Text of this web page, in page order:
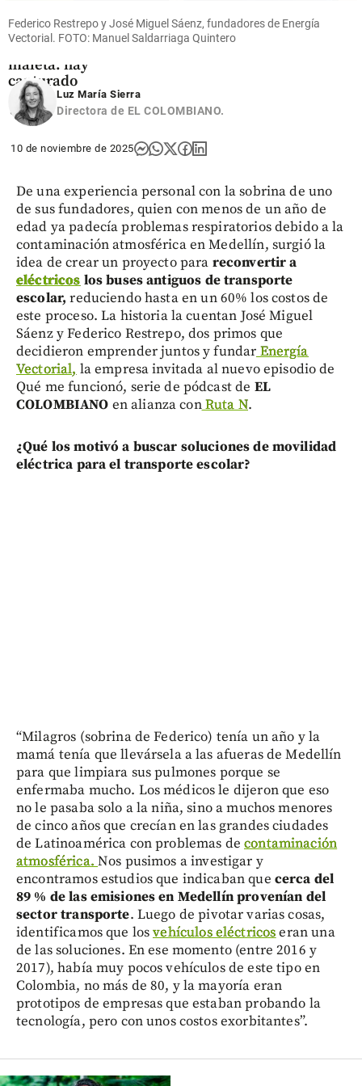
muerta a
una mujer
maleta: hay
capturado
share
Federico Restrepo y José Miguel Sáenz, fundadores de Energía
Vectorial. FOTO: Manuel Saldarriaga Quintero
Luz María Sierra
Directora de EL COLOMBIANO.
10 de noviembre de 2025
De una experiencia personal con la sobrina de uno
de sus fundadores, quien con menos de un año de
edad ya padecía problemas respiratorios debido a la
contaminación atmosférica en Medellín, surgió la
idea de crear un proyecto para reconvertir a
eléctricos los buses antiguos de transporte
escolar, reduciendo hasta en un 60% los costos de
este proceso. La historia la cuentan José Miguel
Sáenz y Federico Restrepo, dos primos que
decidieron emprender juntos y fundar Energía
Vectorial, la empresa invitada al nuevo episodio de
Qué me funcionó, serie de pódcast de EL
COLOMBIANO en alianza conRuta N.
¿Qué los motivó a buscar soluciones de movilidad
eléctrica para el transporte escolar?
“Milagros (sobrina de Federico) tenía un año y la
mamá tenía que llevársela a las afueras de Medellín
para que limpiara sus pulmones porque se
enfermaba mucho. Los médicos le dijeron que eso
no le pasaba solo a la niña, sino a muchos menores
de cinco años que crecían en las grandes ciudades
de Latinoamérica con problemas decontaminación
atmosférica. Nos pusimos a investigar y
encontramos estudios que indicaban que cerca del
89 % de las emisiones en Medellín provenían del
sector transporte. Luego de pivotar varias cosas,
identificamos que losvehículos eléctricoseran una
de las soluciones. En ese momento (entre 2016 y
2017), había muy pocos vehículos de este tipo en
Colombia, no más de 80, y la mayoría eran
prototipos de empresas que estaban probando la
tecnología, pero con unos costos exorbitantes”.